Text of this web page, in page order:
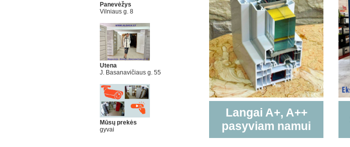
Panevėžys
Vilniaus g. 8
Utena
J. Basanavičiaus g. 55
Mūsų prekės
gyvai
Langai A+, A++
pasyviam namui